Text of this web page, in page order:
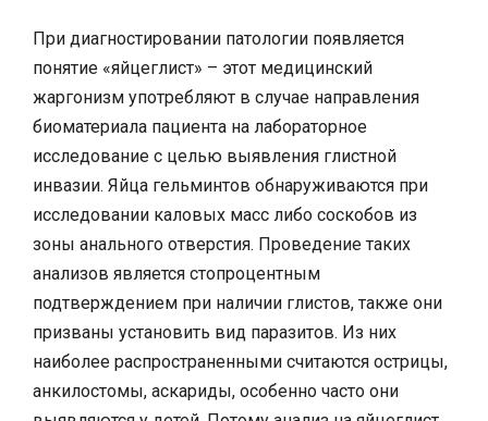
При диагностировании патологии появляется
понятие «яйцеглист» – этот медицинский
жаргонизм употребляют в случае направления
биоматериала пациента на лабораторное
исследование с целью выявления глистной
инвазии. Яйца гельминтов обнаруживаются при
исследовании каловых масс либо соскобов из
зоны анального отверстия. Проведение таких
анализов является стопроцентным
подтверждением при наличии глистов, также они
призваны установить вид паразитов. Из них
наиболее распространенными считаются острицы,
анкилостомы, аскариды, особенно часто они